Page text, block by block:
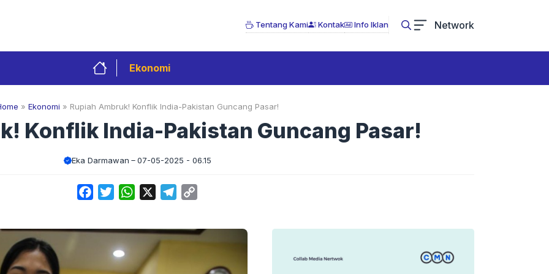
Tentang Kami Kontak Info Iklan Network
Ekonomi
» Ekonomi » Rupiah Ambruk! Konflik India-Pakistan Guncang Pasar!
Konflik India-Pakistan Guncang Pasar!
Eka Darmawan 07-05-2025 - 06.15
FacebookTwitterWhatsApp Telegram